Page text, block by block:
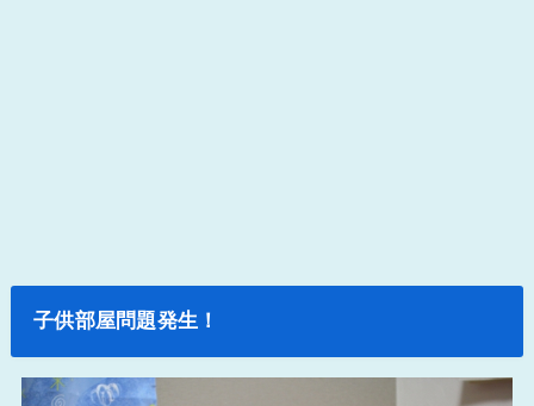
子供部屋問題発生！